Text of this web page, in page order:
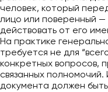
человек, который
лицо или поверенный —
действовать от его
На практике
требуется не для
конкретных вопросов,
связанных
документа должен